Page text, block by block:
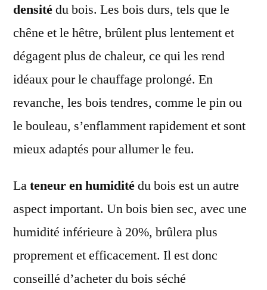
densitédu bois. Les bois durs, tels que le
chêne et le hêtre, brûlent plus lentement et
dégagent plus de chaleur, ce qui les rend
idéaux pour le chauffage prolongé. En
revanche, les bois tendres, comme le pin ou
le bouleau, s’enflamment rapidement et sont
mieux adaptés pour allumer le feu.
Lateneur en humiditédu bois est un autre
aspect important. Un bois bien sec, avec une
humidité inférieure à 20%, brûlera plus
proprement et efficacement. Il est donc
conseillé d’acheter du bois séché